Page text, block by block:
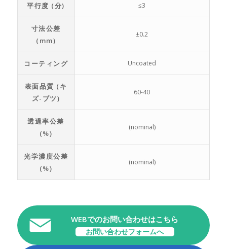
平行度 (分) ≤3
寸法公差
(mm)
±0.2
コーティング Uncoated
表面品質 (キ
ズ-ブツ)
60-40
透過率公差
(%)
(nominal)
光学濃度公差
(%)
(nominal)
WEBでのお問い合わせはこちら
お問い合わせフォームへ